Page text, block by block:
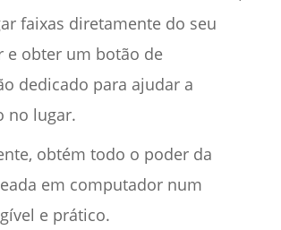
faixas diretamente do seu
e obter um botão de
dedicado para ajudar a
no lugar.
obtém todo o poder da
em computador num
e prático.